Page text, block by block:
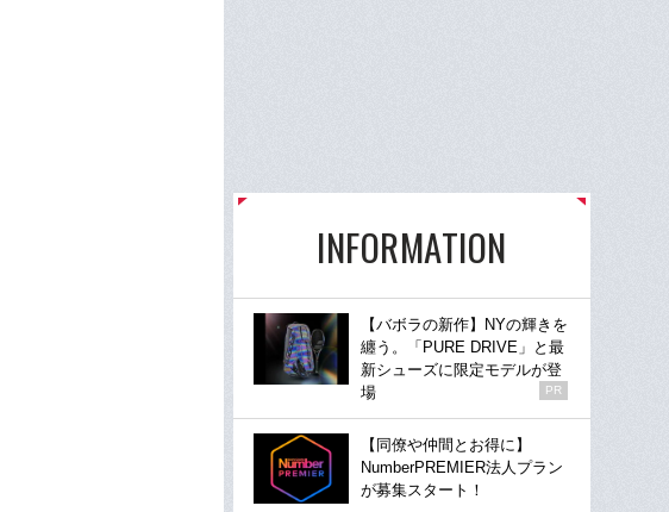
INFORMATION
【バボラの新作】NYの輝きを
纏う。「PURE DRIVE」と最
新シューズに限定モデルが登
場
PR
【同僚や仲間とお得に】
NumberPREMIER法人プラン
が募集スタート！